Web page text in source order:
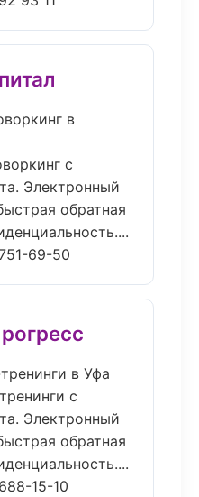
в
с
Электронный
обратная
69-50
в Уфа
с
Электронный
обратная
15-10